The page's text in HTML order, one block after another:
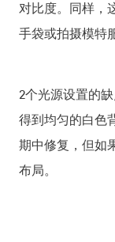
对比度。同样，
手袋或拍摄模特
2个光源设置的
得到均匀的白色
期中修复，但如
布局。